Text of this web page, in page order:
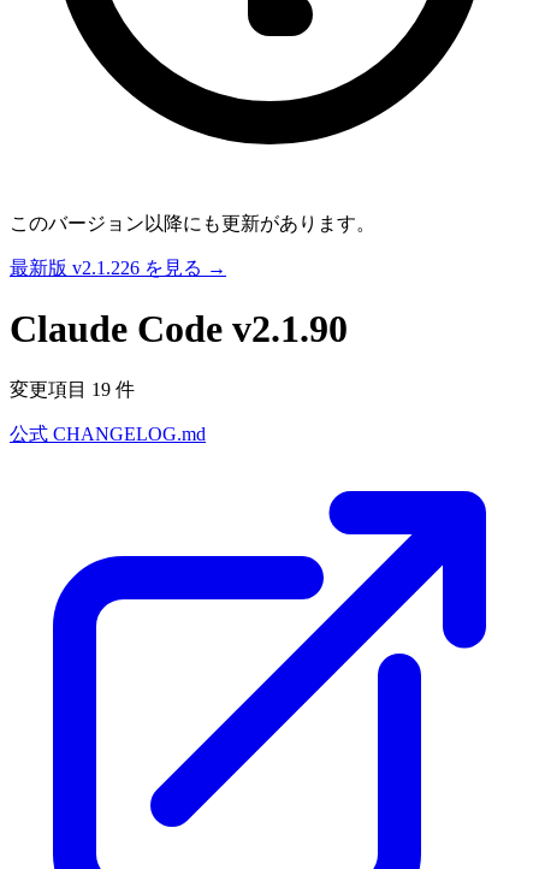
このバージョン以降にも更新があります。
最新版 v2.1.226 を見る →
Claude Code v2.1.90
変更項目 19 件
公式 CHANGELOG.md